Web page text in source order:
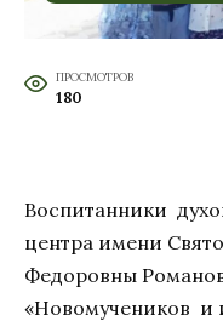
ПРОСМОТРОВ
180
Воспитанники
центра имени
Федоровны
«Новомучеников и